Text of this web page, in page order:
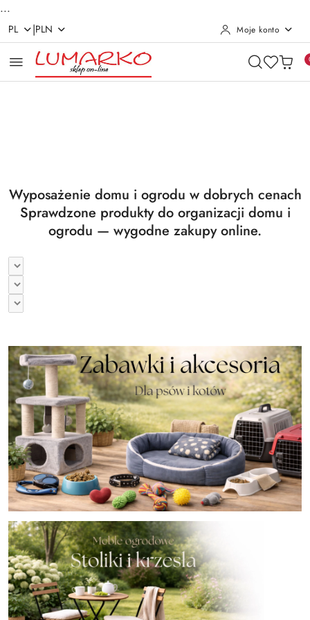
...
Przejdź do treści głównej
Przejdź do wyszukiwarki
Przejdź do moje konto
Przejdź do menu głównego
Przejdź do stopki
PL |PLN Moje konto
Wyposażenie domu i ogrodu w dobrych cenach
Sprawdzone produkty do organizacji domu i
ogrodu — wygodne zakupy online.